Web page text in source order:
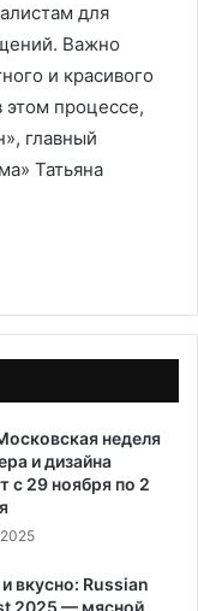
для
Важно
и красивого
процессе,
главный
Татьяна
неделя
и дизайна
с 29 ноября по 2
вкусно: Russian
2025 — мясной